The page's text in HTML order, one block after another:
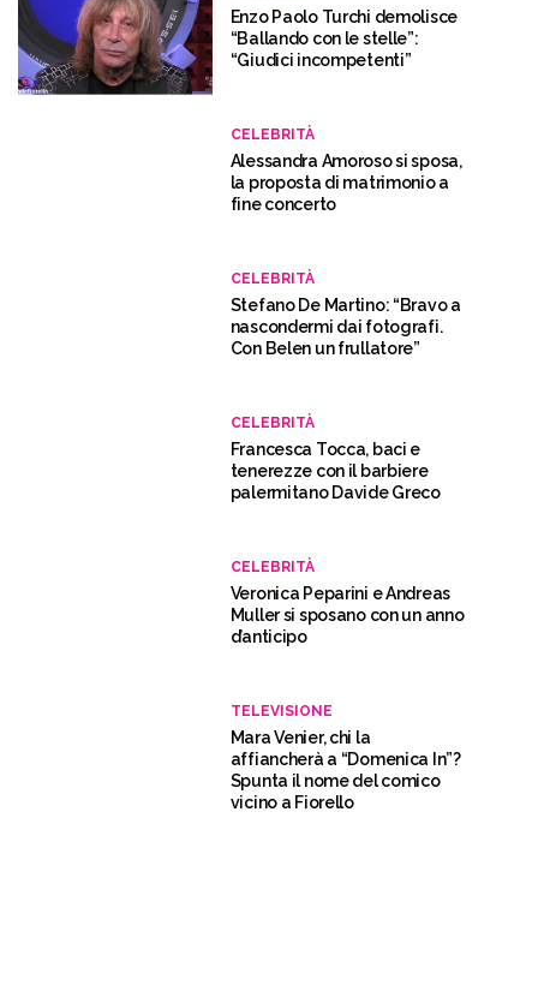
Enzo Paolo Turchi demolisce
“Ballando con le stelle”:
“Giudici incompetenti”
CELEBRITÀ
Alessandra Amoroso si sposa,
la proposta di matrimonio a
fine concerto
CELEBRITÀ
Stefano De Martino: “Bravo a
nascondermi dai fotografi.
Con Belen un frullatore”
CELEBRITÀ
Francesca Tocca, baci e
tenerezze con il barbiere
palermitano Davide Greco
CELEBRITÀ
Veronica Peparini e Andreas
Muller si sposano con un anno
d’anticipo
TELEVISIONE
Mara Venier, chi la
affiancherà a “Domenica In”?
Spunta il nome del comico
vicino a Fiorello